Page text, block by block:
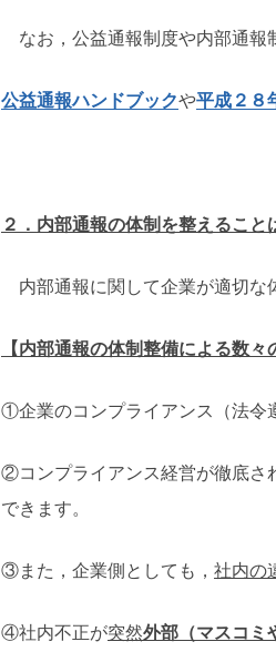
なお，公益通報制度や内部通報
公益通報ハンドブックや平成２８
２．内部通報の体制を整えること
内部通報に関して企業が適切な
【内部通報の体制整備による数々
①企業のコンプライアンス（法令
②コンプライアンス経営が徹底さ
できます。
③また，企業側としても， 社内の
④社内不正が突然外部（マスコミ